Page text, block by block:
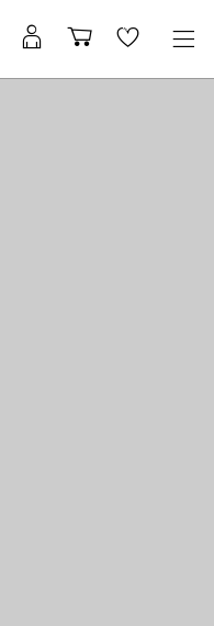
MyMini
login
Wishlist